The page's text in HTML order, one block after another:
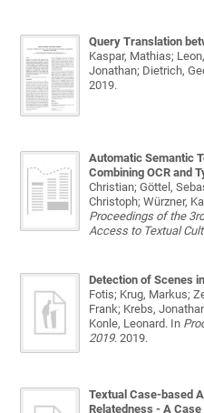
Query Translation
Kaspar, Mathias;
Jonathan; Dietrich,
2019.
Automatic Semantic
Combining OCR and
Christian; Göttel,
Christoph; Würzner,
Proceedings of the
Access to Textual
Detection of Scenes
Fotis; Krug, Markus;
Frank; Krebs,
Konle, Leonard. In
2019. 2019.
Textual Case-based
Relatedness - A